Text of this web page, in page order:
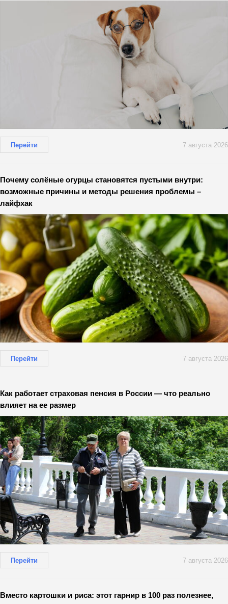
Перейти 7 августа 2026
Почему солёные огурцы становятся пустыми внутри:
возможные причины и методы решения проблемы –
лайфхак
Перейти 7 августа 2026
Как работает страховая пенсия в России — что реально
влияет на ее размер
Перейти 7 августа 2026
Вместо картошки и риса: этот гарнир в 100 раз полезнее,